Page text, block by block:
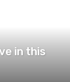
in this